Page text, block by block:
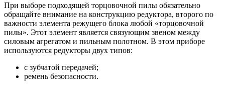
При выборе подходящей торцовочной пилы обязательно
обращайте внимание на конструкцию редуктора, второго по
важности элемента режущего блока любой «торцовочной
пилы». Этот элемент является связующим звеном между
силовым агрегатом и пильным полотном. В этом приборе
используются редукторы двух типов:
с зубчатой ​​передачей;
ремень безопасности.